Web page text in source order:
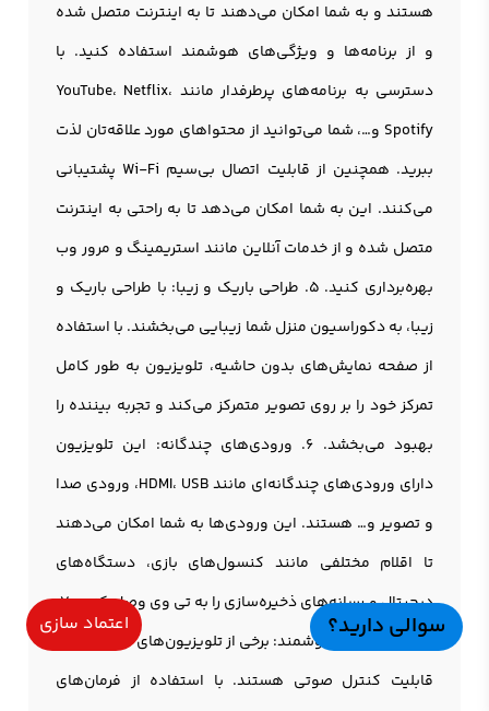
هستند و به شما امکان می‌دهند تا به اینترنت متصل شده
و از برنامه‌ها و ویژگی‌های هوشمند استفاده کنید. با
دسترسی به برنامه‌های پرطرفدار مانند YouTube، Netflix،
Spotify و…، شما می‌توانید از محتواهای مورد علاقه‌تان لذت
ببرید. همچنین از قابلیت اتصال بی‌سیم Wi-Fi پشتیبانی
می‌کنند. این به شما امکان می‌دهد تا به راحتی به اینترنت
متصل شده و از خدمات آنلاین مانند استریمینگ و مرور وب
بهره‌برداری کنید. 5. طراحی باریک و زیبا: با طراحی باریک و
زیبا، به دکوراسیون منزل شما زیبایی می‌بخشند. با استفاده
از صفحه نمایش‌های بدون حاشیه، تلویزیون به طور کامل
تمرکز خود را بر روی تصویر متمرکز می‌کند و تجربه بیننده را
بهبود می‌بخشد. 6. ورودی‌های چندگانه: این تلويزيون
دارای ورودی‌های چندگانه‌ای مانند HDMI، USB، ورودی صدا
و تصویر و… هستند. این ورودی‌ها به شما امکان می‌دهند
تا اقلام مختلفی مانند کنسول‌های بازی، دستگاه‌های
دیجیتال و رسانه‌های ذخیره‌سازی را به تی وی وصل کنید. 7.
قابلیت کنترل صوتی هستند. با استفاده از فرمان‌های
سوالی دارید؟ اعتماد سازی